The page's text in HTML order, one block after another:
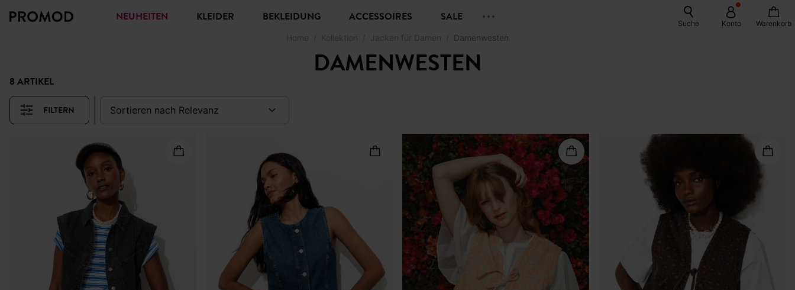
NEUHEITEN KLEIDER BEKLEIDUNG ACCESSOIRES SALE Suche Konto Warenkorb
Damenwesten
DAMENWESTEN
8 ARTIKEL
FILTERN sortieren nach relevanz